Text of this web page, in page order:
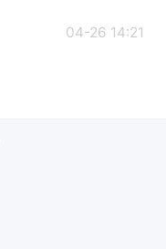
04-26 14:21